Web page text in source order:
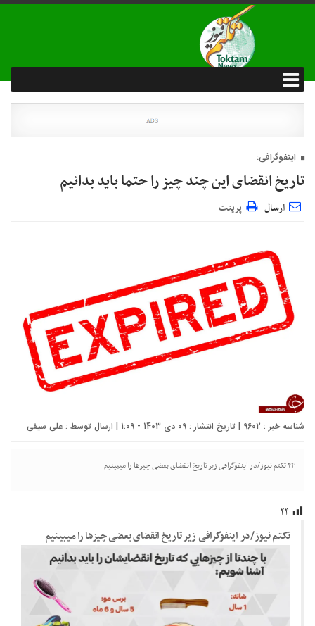
اینفوگرافی:
تاریخ انقضای این چند چیز را حتما باید بدانیم
ارسال پرینت
شناسه خبر : 9602 | تاریخ انتشار : 09 دی 1403 - 1:09 | ارسال توسط : علی سیفی
۴۴ تکتم نیوز/در اینفوگرافی زیر تاریخ انقضای بعضی چیزها را میبینیم
۴۴
تکتم نیوز/در اینفوگرافی زیر تاریخ انقضای بعضی چیزها را میبینیم